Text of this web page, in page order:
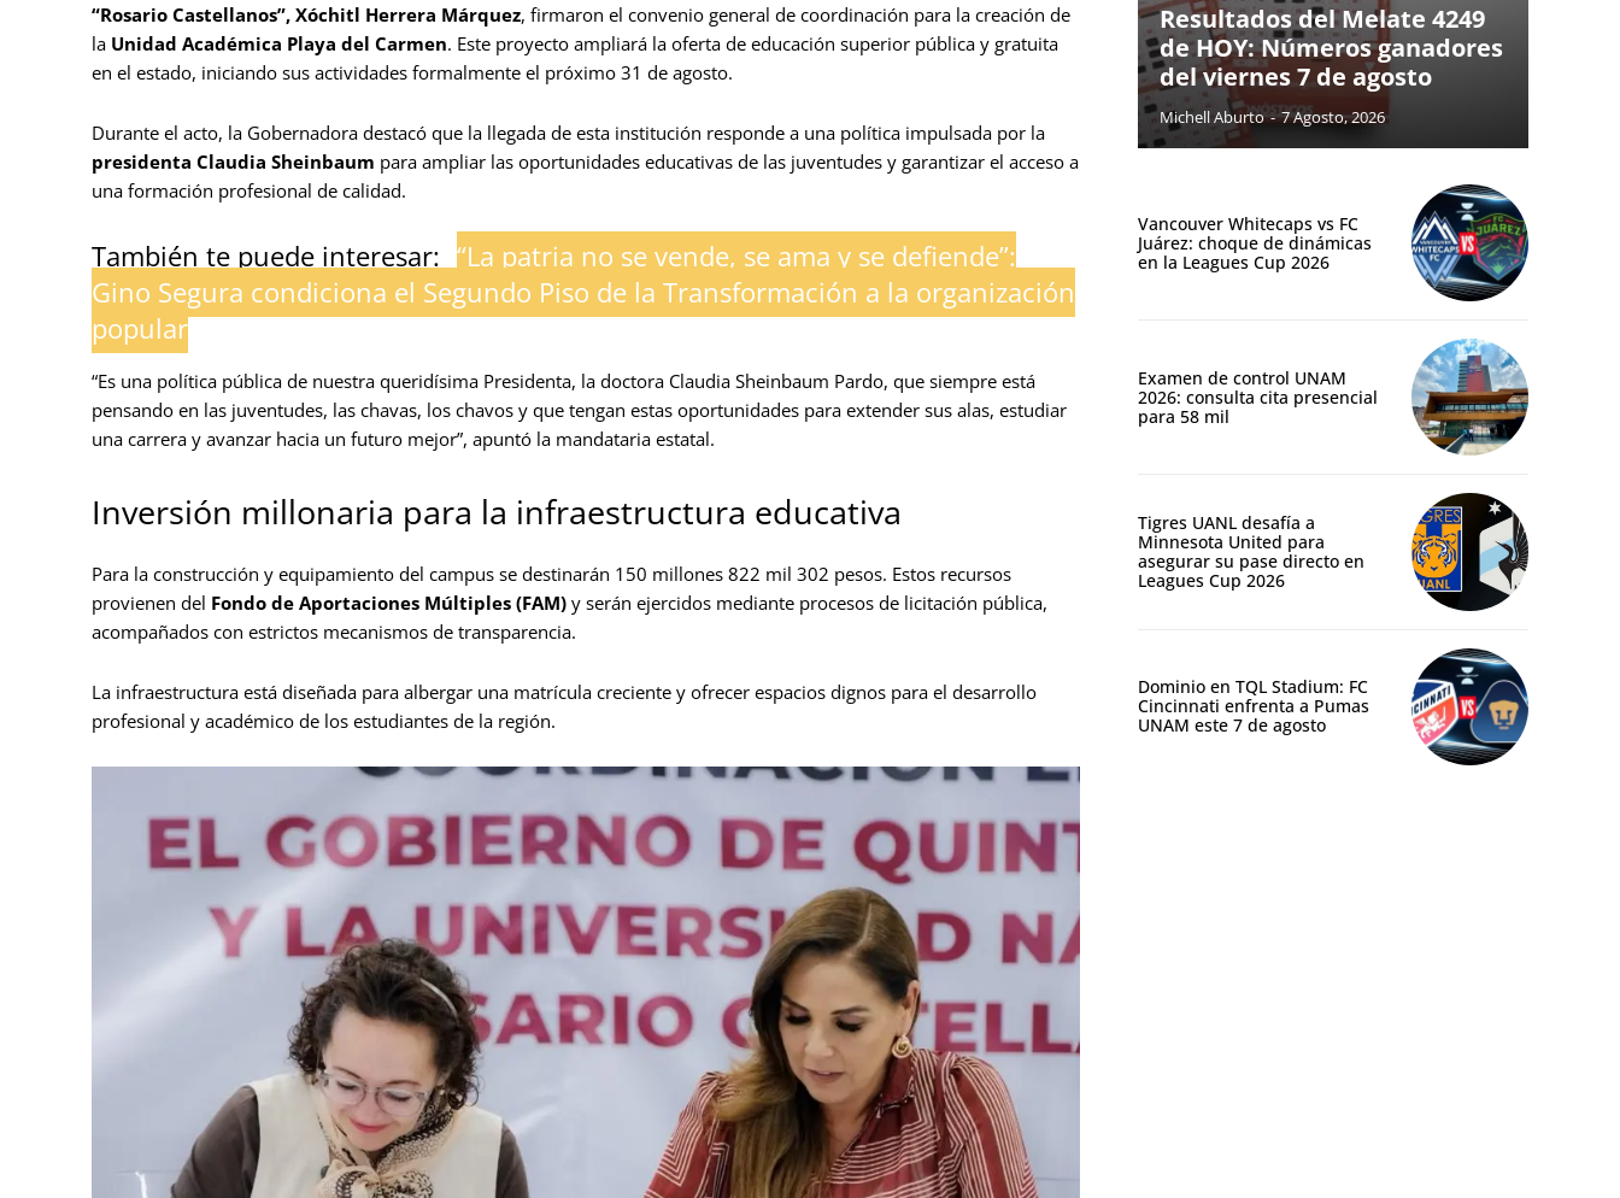
“Rosario Castellanos”, Xóchitl Herrera Márquez, firmaron el convenio general de coordinación para la creación de
la Unidad Académica Playa del Carmen. Este proyecto ampliará la oferta de educación superior pública y gratuita
en el estado, iniciando sus actividades formalmente el próximo 31 de agosto.
Durante el acto, la Gobernadora destacó que la llegada de esta institución responde a una política impulsada por la
presidenta Claudia Sheinbaum para ampliar las oportunidades educativas de las juventudes y garantizar el acceso a
una formación profesional de calidad.
También te puede interesar: “La patria no se vende, se ama y se defiende”:
Gino Segura condiciona el Segundo Piso de la Transformación a la organización
popular
“Es una política pública de nuestra queridísima Presidenta, la doctora Claudia Sheinbaum Pardo, que siempre está
pensando en las juventudes, las chavas, los chavos y que tengan estas oportunidades para extender sus alas, estudiar
una carrera y avanzar hacia un futuro mejor”, apuntó la mandataria estatal.
Inversión millonaria para la infraestructura educativa
Para la construcción y equipamiento del campus se destinarán 150 millones 822 mil 302 pesos. Estos recursos
provienen del Fondo de Aportaciones Múltiples (FAM) y serán ejercidos mediante procesos de licitación pública,
acompañados con estrictos mecanismos de transparencia.
La infraestructura está diseñada para albergar una matrícula creciente y ofrecer espacios dignos para el desarrollo
profesional y académico de los estudiantes de la región.
Resultados del Melate 4249
de HOY: Números ganadores
del viernes 7 de agosto
Michell Aburto - 7 Agosto, 2026
Vancouver Whitecaps vs FC
Juárez: choque de dinámicas
en la Leagues Cup 2026
Examen de control UNAM
2026: consulta cita presencial
para 58 mil
Tigres UANL desafía a
Minnesota United para
asegurar su pase directo en
Leagues Cup 2026
Dominio en TQL Stadium: FC
Cincinnati enfrenta a Pumas
UNAM este 7 de agosto